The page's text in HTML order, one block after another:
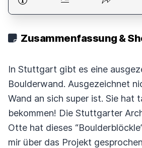
Zusammenfassung &
In Stuttgart gibt es eine
Boulderwand. Ausgezeichnet
Wand an sich super ist. Sie hat
bekommen! Die Stuttgarter
Otte hat dieses
mir über das Projekt